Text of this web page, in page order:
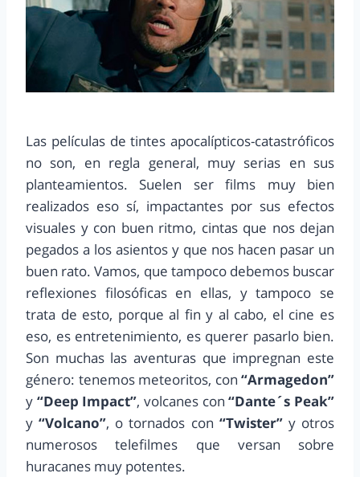
Las películas de tintes apocalípticos-catastróficos
no son, en regla general, muy serias en sus
planteamientos. Suelen ser films muy bien
realizados eso sí, impactantes por sus efectos
visuales y con buen ritmo, cintas que nos dejan
pegados a los asientos y que nos hacen pasar un
buen rato. Vamos, que tampoco debemos buscar
reflexiones filosóficas en ellas, y tampoco se
trata de esto, porque al fin y al cabo, el cine es
eso, es entretenimiento, es querer pasarlo bien.
Son muchas las aventuras que impregnan este
género: tenemos meteoritos, con “Armagedon”
y “Deep Impact”, volcanes con“Dante´s Peak”
y“Volcano”, o tornados con “Twister”y otros
numerosos telefilmes que versan sobre
huracanes muy potentes.